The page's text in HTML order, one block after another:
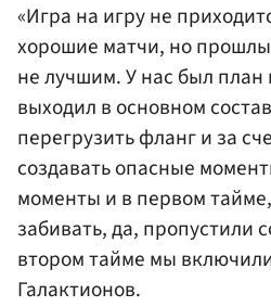
«Игра на игру не
хорошие матчи, но
не лучшим. У нас был план
выходил в основном
перегрузить фланг и за
создавать опасные
моменты и в первом
забивать, да, пропустили
втором тайме мы
Галактионов.